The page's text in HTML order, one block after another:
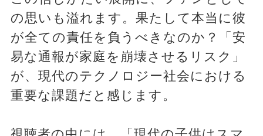
の思いも溢れます。果たして本当に彼
が全ての責任を負うべきなのか？「安
易な通報が家庭を崩壊させるリスク」
が、現代のテクノロジー社会における
重要な課題だと感じます。